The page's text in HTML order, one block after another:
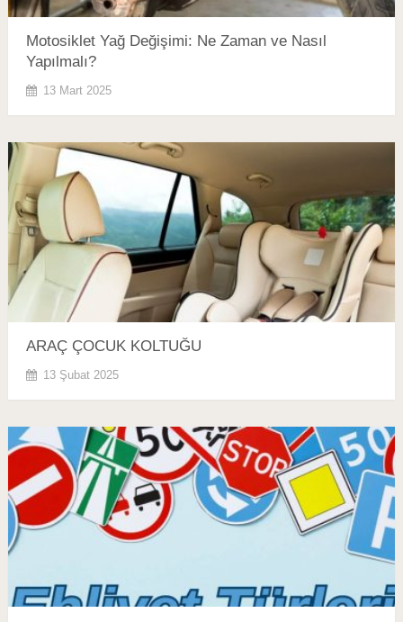
Motosiklet Yağ Değişimi: Ne Zaman ve Nasıl
Yapılmalı?
13 Mart 2025
ARAÇ ÇOCUK KOLTUĞU
13 Şubat 2025